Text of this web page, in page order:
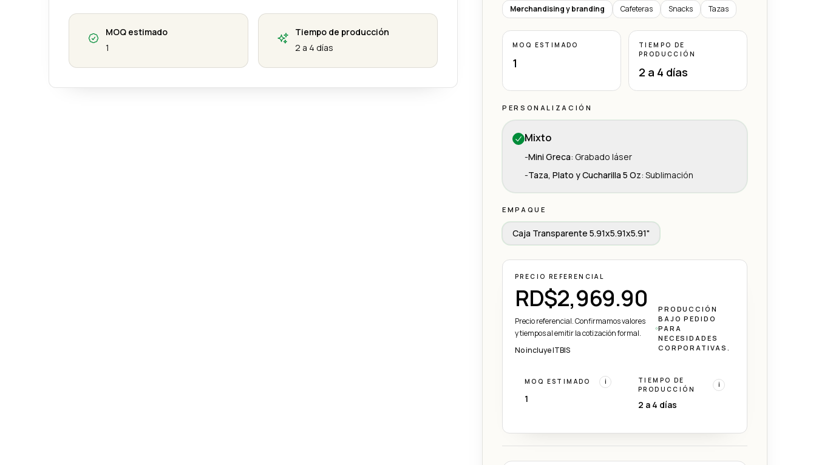
MOQ estimado
1
Tiempo de producción
2 a 4 días
Merchandising y branding Cafeteras Snacks Tazas
MOQ ESTIMADO
1
TIEMPO DE
PRODUCCIÓN
2 a 4 días
PERSONALIZACIÓN
Mixto
-Mini Greca: Grabado láser
-Taza, Plato y Cucharilla 5 Oz: Sublimación
EMPAQUE
Caja Transparente 5.91x5.91x5.91"
PRECIO REFERENCIAL
RD$2,969.90
Precio referencial. Confirmamos valores
y tiempos al emitir la cotización formal.
No incluye ITBIS
PRODUCCIÓN
BAJO PEDIDO
PARA
NECESIDADES
CORPORATIVAS.
MOQ ESTIMADO i
1
TIEMPO DE
PRODUCCIÓN
i
2 a 4 días